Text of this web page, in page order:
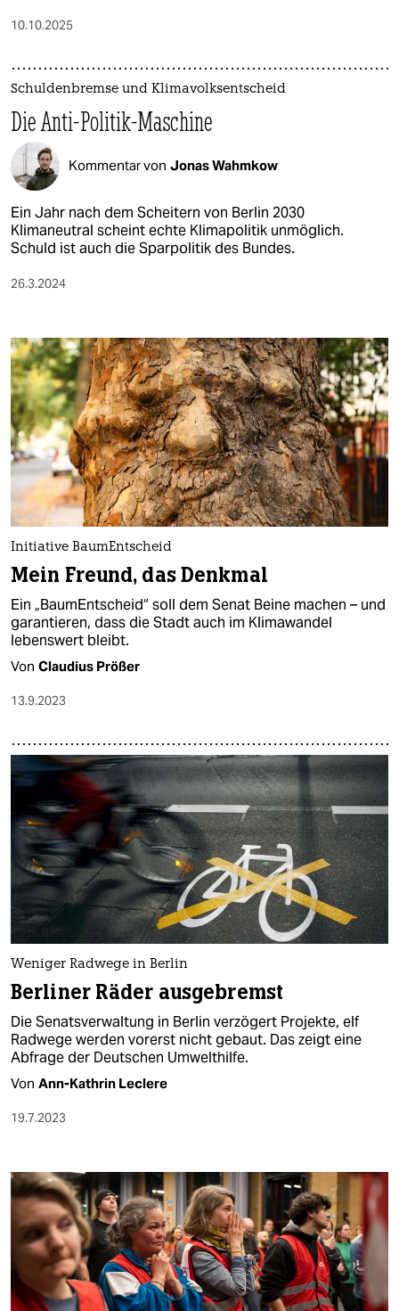
10.10.2025
Schuldenbremse und Klimavolksentscheid
Die Anti-Politik-Maschine
Kommentar von Jonas Wahmkow
Ein Jahr nach dem Scheitern von Berlin 2030
Klimaneutral scheint echte Klimapolitik unmöglich.
Schuld ist auch die Sparpolitik des Bundes.
26.3.2024
Initiative BaumEntscheid
Mein Freund, das Denkmal
Ein „BaumEntscheid“ soll dem Senat Beine machen – und
garantieren, dass die Stadt auch im Klimawandel
lebenswert bleibt.
Von Claudius Prößer
13.9.2023
Weniger Radwege in Berlin
Berliner Räder ausgebremst
Die Senatsverwaltung in Berlin verzögert Projekte, elf
Radwege werden vorerst nicht gebaut. Das zeigt eine
Abfrage der Deutschen Umwelthilfe.
Von Ann-Kathrin Leclere
19.7.2023